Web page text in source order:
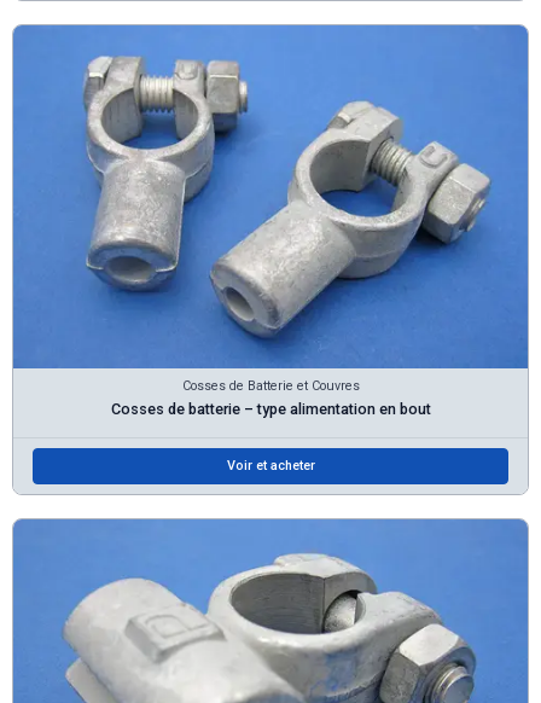
Cosses de Batterie et Couvres
Cosses de batterie – type alimentation en bout
Voir et acheter